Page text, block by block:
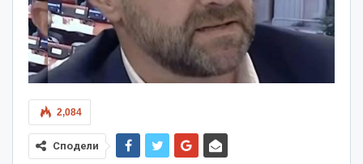
2,084
Сподели